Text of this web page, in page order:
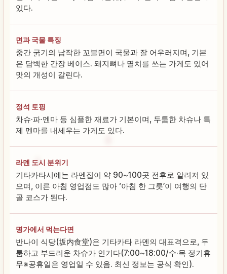
있다.
면과 국물 특징
중간 굵기의 납작한 꼬불면이 국물과 잘 어우러지며, 기본
은 담백한 간장 베이스. 돼지뼈나 멸치를 쓰는 가게도 있어
맛의 개성이 갈린다.
정석 토핑
차슈·파·멘마 등 심플한 재료가 기본이며, 두툼한 차슈나 특
제 멘마를 내세우는 가게도 있다.
라멘 도시 분위기
기타카타시에는 라멘집이 약 90~100곳 전후로 알려져 있
으며, 이른 아침 영업점도 많아 ‘아침 한 그릇’이 여행의 단
골 코스가 된다.
명가에서 먹는다면
반나이 식당(坂内食堂)은 기타카타 라멘의 대표격으로, 두
툼하고 부드러운 차슈가 인기다(7:00~18:00/수·목 정기휴
무※공휴일은 영업일 수 있음. 최신 정보는 공식 확인).